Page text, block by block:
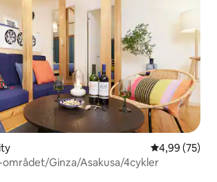
4,99 ud af 5 i
4,99 (75)
området/Ginza/Asakusa/4cykler